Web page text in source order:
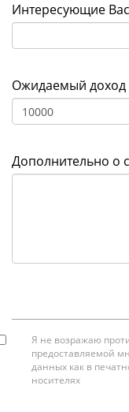
Интересующие
Ожидаемый доход
Дополнительно о
Я не возражаю
предоставляемой
данных как в
носителях